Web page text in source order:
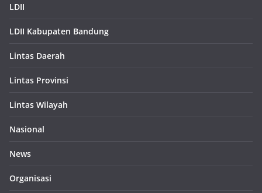
LDII
LDII Kabupaten Bandung
Lintas Daerah
Lintas Provinsi
Lintas Wilayah
Nasional
News
Organisasi